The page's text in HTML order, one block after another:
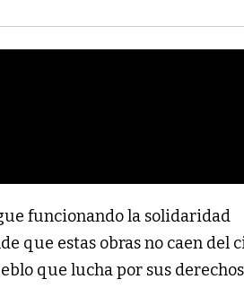
funcionando la solidaridad
que estas obras no caen del
que lucha por sus